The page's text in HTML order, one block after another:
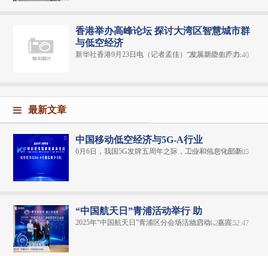
香港举办高峰论坛 探讨大湾区智慧城市群
与低空经济
新华社香港9月23日电（记者孟佳）“发展新质生产力...
2024-09-24 09:45:40
最新文章
中国移动低空经济与5G-A行业
6月6日，我国5G发牌五周年之际，工业和信息化部新...
2024-06-07 16:32:05
“中国航天日”青浦活动举行 助
2025年“中国航天日”青浦区分会场活动启动，嘉宾...
2025-04-29 13:52:47